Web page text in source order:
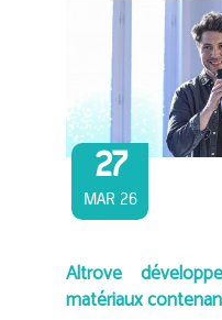
27
MAR 26
Altrove
matériaux